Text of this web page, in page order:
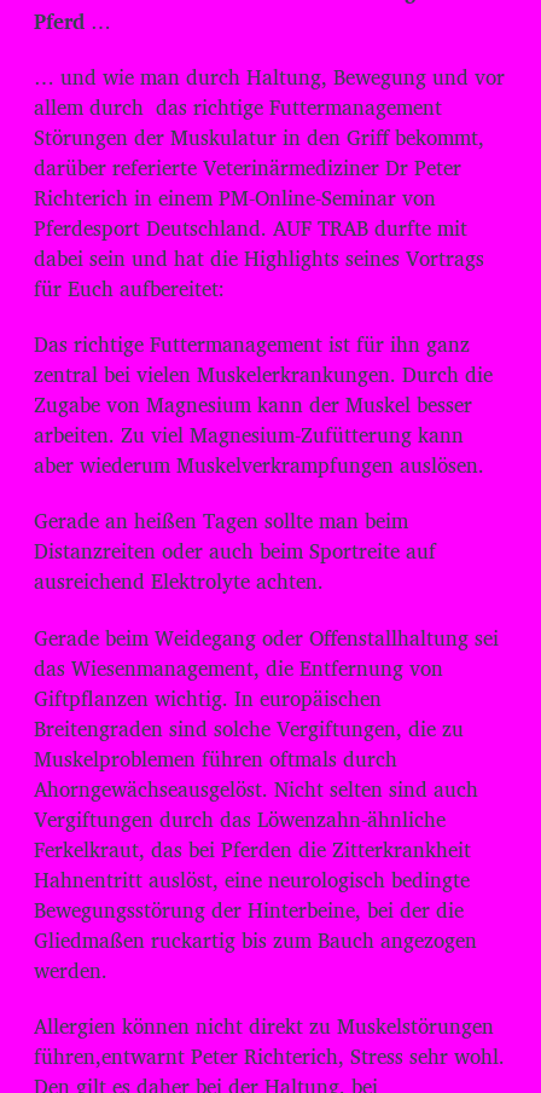
d
i
-
P
l
a
y
e
r
Pferd …
… und wie man durch Haltung, Bewegung und vor
allem durch das richtige Futtermanagement
Störungen der Muskulatur in den Griff bekommt,
darüber referierte Veterinärmediziner Dr Peter
Richterich in einem PM-Online-Seminar von
Pferdesport Deutschland. AUF TRAB durfte mit
dabei sein und hat die Highlights seines Vortrags
für Euch aufbereitet:
Das richtige Futtermanagement ist für ihn ganz
zentral bei vielen Muskelerkrankungen. Durch die
Zugabe von Magnesium kann der Muskel besser
arbeiten. Zu viel Magnesium-Zufütterung kann
aber wiederum Muskelverkrampfungen auslösen.
Gerade an heißen Tagen sollte man beim
Distanzreiten oder auch beim Sportreite auf
ausreichend Elektrolyte achten.
Gerade beim Weidegang oder Offenstallhaltung sei
das Wiesenmanagement, die Entfernung von
Giftpflanzen wichtig. In europäischen
Breitengraden sind solche Vergiftungen, die zu
Muskelproblemen führen oftmals durch
Ahorngewächseausgelöst. Nicht selten sind auch
Vergiftungen durch das Löwenzahn-ähnliche
Ferkelkraut, das bei Pferden die Zitterkrankheit
Hahnentritt auslöst, eine neurologisch bedingte
Bewegungsstörung der Hinterbeine, bei der die
Gliedmaßen ruckartig bis zum Bauch angezogen
werden.
Allergien können nicht direkt zu Muskelstörungen
führen,entwarnt Peter Richterich, Stress sehr wohl.
Den gilt es daher bei der Haltung, bei